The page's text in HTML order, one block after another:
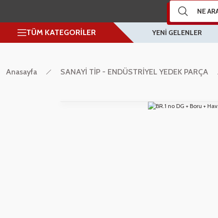
TÜM KATEGORİLER YENİ GELENLER
Anasayfa SANAYİ TİP - ENDÜSTRİYEL YEDEK PARÇA